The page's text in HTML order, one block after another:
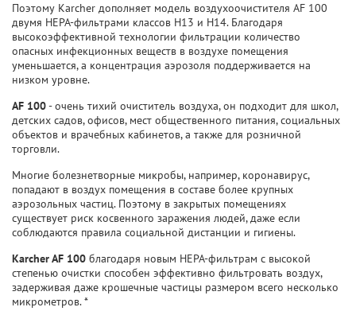
Поэтому Karcher дополняет модель воздухоочистителя AF 100
двумя HEPA-фильтрами классов H13 и H14. Благодаря
высокоэффективной технологии фильтрации количество
опасных инфекционных веществ в воздухе помещения
уменьшается, а концентрация аэрозоля поддерживается на
низком уровне.
AF 100- очень тихий очиститель воздуха, он подходит для школ,
детских садов, офисов, мест общественного питания, социальных
объектов и врачебных кабинетов, а также для розничной
торговли.
Многие болезнетворные микробы, например, коронавирус,
попадают в воздух помещения в составе более крупных
аэрозольных частиц. Поэтому в закрытых помещениях
существует риск косвенного заражения людей, даже если
соблюдаются правила социальной дистанции и гигиены.
Karcher AF 100 благодаря новым HEPA-фильтрам с высокой
степенью очистки способен эффективно фильтровать воздух,
задерживая даже крошечные частицы размером всего несколько
микрометров. *